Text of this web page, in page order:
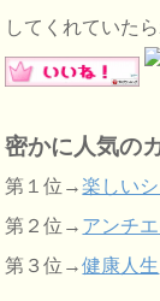
してくれていた
密かに人気の
第１位→楽しい
第２位→ アンチ
第３位→健康人生